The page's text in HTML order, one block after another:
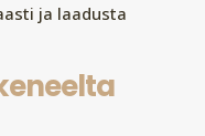
ja laadusta